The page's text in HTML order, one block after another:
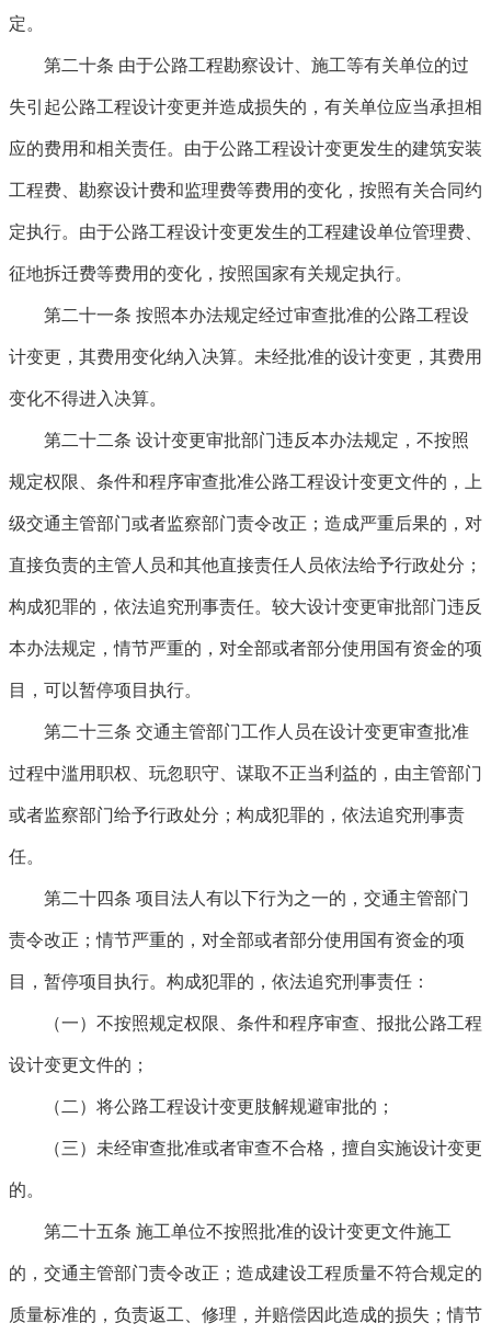
定。
第二十条 由于公路工程勘察设计、施工等有关单位的过
失引起公路工程设计变更并造成损失的，有关单位应当承担相
应的费用和相关责任。由于公路工程设计变更发生的建筑安装
工程费、勘察设计费和监理费等费用的变化，按照有关合同约
定执行。由于公路工程设计变更发生的工程建设单位管理费、
征地拆迁费等费用的变化，按照国家有关规定执行。
第二十一条 按照本办法规定经过审查批准的公路工程设
计变更，其费用变化纳入决算。未经批准的设计变更，其费用
变化不得进入决算。
第二十二条 设计变更审批部门违反本办法规定，不按照
规定权限、条件和程序审查批准公路工程设计变更文件的，上
级交通主管部门或者监察部门责令改正；造成严重后果的，对
直接负责的主管人员和其他直接责任人员依法给予行政处分；
构成犯罪的，依法追究刑事责任。较大设计变更审批部门违反
本办法规定，情节严重的，对全部或者部分使用国有资金的项
目，可以暂停项目执行。
第二十三条 交通主管部门工作人员在设计变更审查批准
过程中滥用职权、玩忽职守、谋取不正当利益的，由主管部门
或者监察部门给予行政处分；构成犯罪的，依法追究刑事责
任。
第二十四条 项目法人有以下行为之一的，交通主管部门
责令改正；情节严重的，对全部或者部分使用国有资金的项
目，暂停项目执行。构成犯罪的，依法追究刑事责任：
（一）不按照规定权限、条件和程序审查、报批公路工程
设计变更文件的；
（二）将公路工程设计变更肢解规避审批的；
（三）未经审查批准或者审查不合格，擅自实施设计变更
的。
第二十五条 施工单位不按照批准的设计变更文件施工
的，交通主管部门责令改正；造成建设工程质量不符合规定的
质量标准的，负责返工、修理，并赔偿因此造成的损失；情节